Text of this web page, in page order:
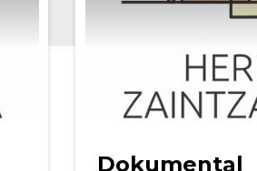
Dokumental